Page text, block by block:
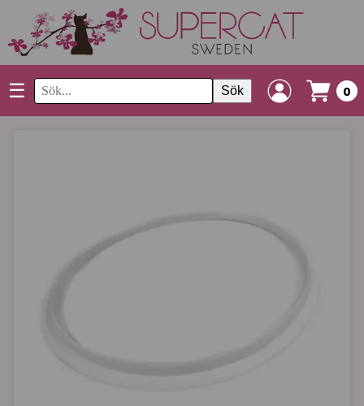
☰ Sök 0